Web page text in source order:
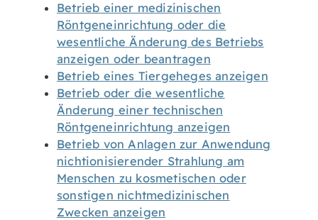
Betrieb einer medizinischen
Röntgeneinrichtung oder die
wesentliche Änderung des Betriebs
anzeigen oder beantragen
Betrieb eines Tiergeheges anzeigen
Betrieb oder die wesentliche
Änderung einer technischen
Röntgeneinrichtung anzeigen
Betrieb von Anlagen zur Anwendung
nichtionisierender Strahlung am
Menschen zu kosmetischen oder
sonstigen nichtmedizinischen
Zwecken anzeigen